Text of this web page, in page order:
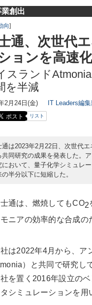
創出
向]
通、次世代
ョンを高速
スランド
を半減
2月24日(金) IT Leaders編
リスト
通は2023年2月22日、次世代
共同研究の成果を発表した。
において、量子化学シミュレ
の半分以下に短縮した。
通は、燃焼してもCO2
ニアの効率的な合成の
は2022年4月から、ア
）と共同で研究し
を置く2016年設立の
タシミュレーションを用